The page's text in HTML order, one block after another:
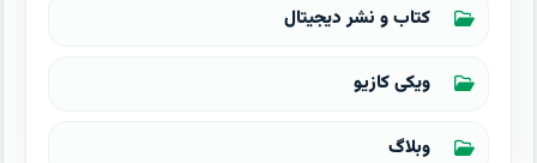
کتاب و نشر دیجیتال
ویکی کازیو
وبلاگ